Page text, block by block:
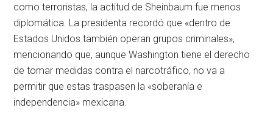
como terroristas, la actitud de Sheinbaum fue menos
diplomática. La presidenta recordó que «dentro de
Estados Unidos también operan grupos criminales»,
mencionando que, aunque Washington tiene el derecho
de tomar medidas contra el narcotráfico, no va a
permitir que estas traspasen la «soberanía e
independencia» mexicana.